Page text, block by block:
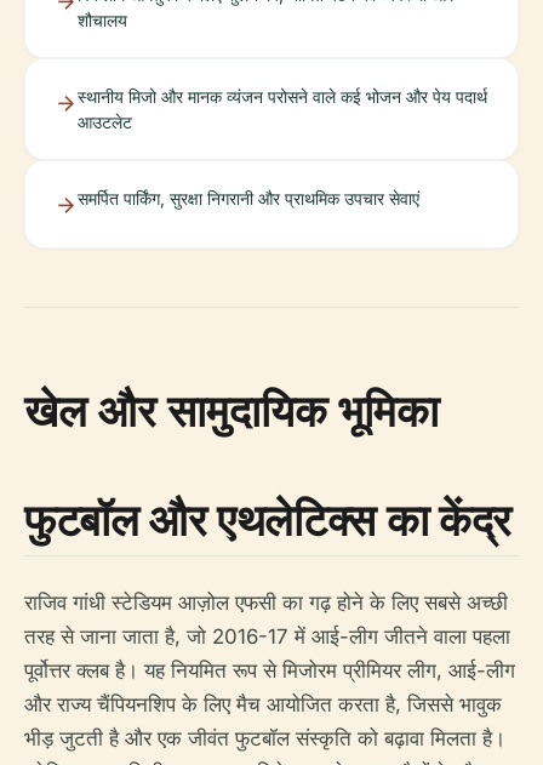
शौचालय
स्थानीय मिजो और मानक व्यंजन परोसने वाले कई भोजन और पेय पदार्थ
आउटलेट
समर्पित पार्किंग, सुरक्षा निगरानी और प्राथमिक उपचार सेवाएं
खेल और सामुदायिक भूमिका
फुटबॉल और एथलेटिक्स का केंद्र
राजिव गांधी स्टेडियम आज़ोल एफसी का गढ़ होने के लिए सबसे अच्छी
तरह से जाना जाता है, जो 2016-17 में आई-लीग जीतने वाला पहला
पूर्वोत्तर क्लब है। यह नियमित रूप से मिजोरम प्रीमियर लीग, आई-लीग
और राज्य चैंपियनशिप के लिए मैच आयोजित करता है, जिससे भावुक
भीड़ जुटती है और एक जीवंत फुटबॉल संस्कृति को बढ़ावा मिलता है।